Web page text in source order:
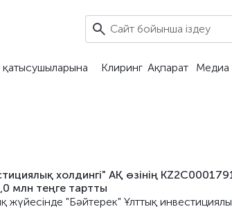
Клиринг Ақпарат Медиа
холдингі" АҚ өзінің
млн теңге тартты
жүйесінде "Бәйтерек" Ұлттық